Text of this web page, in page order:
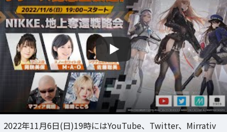
2022年11月6日(日)19時にはYouTube、Twitter、Mirrativ